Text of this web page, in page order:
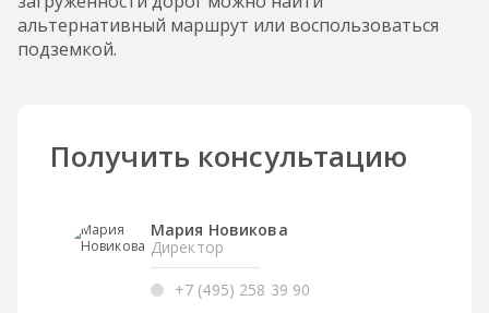
альтернативный маршрут или воспользоваться
подземкой.
Получить консультацию
Мария Новикова
Директор
+7 (495) 258 39 90